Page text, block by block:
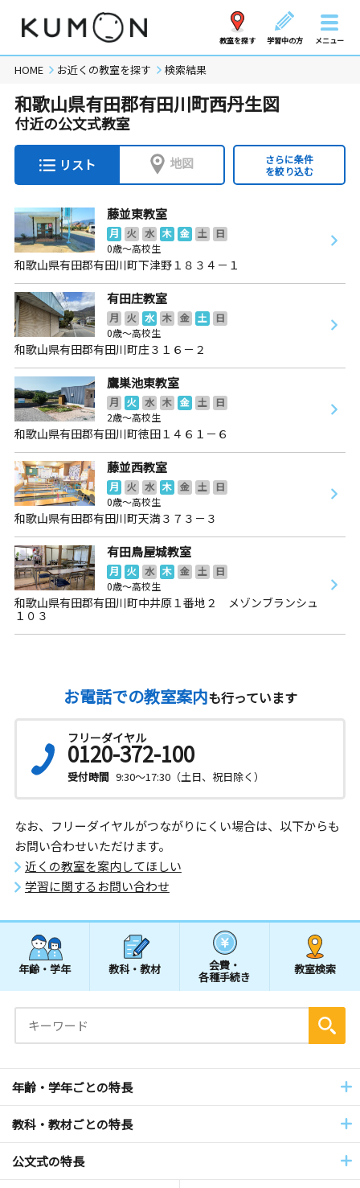
教室を探す 学習中の方 メニュー
HOME お近くの教室を探す 検索結果
和歌山県有田郡有田川町西丹生図
付近の公文式教室
リスト 地図
さらに条件
を絞り込む
藤並東教室
月 火 水 木 金 土
日
0歳～高校生
和歌山県有田郡有田川町下津野１８３４－１
有田庄教室
月 火 水 木 金 土
日
0歳～高校生
和歌山県有田郡有田川町庄３１６－２
鷹巣池東教室
月 火 水 木 金 土
日
2歳～高校生
和歌山県有田郡有田川町徳田１４６１－６
藤並西教室
月 火 水 木 金 土
日
0歳～高校生
和歌山県有田郡有田川町天満３７３－３
有田鳥屋城教室
月 火 水 木 金 土
日
0歳～高校生
和歌山県有田郡有田川町中井原１番地２ メゾンブランシュ
１０３
お電話での教室案内も行っています
フリーダイヤル
0120-372-100
受付時間 9:30～17:30（土日、祝日除く）
なお、フリーダイヤルがつながりにくい場合は、以下からも
お問い合わせいただけます。
近くの教室を案内してほしい
学習に関するお問い合わせ
年齢・学年 教科・教材 会費・
各種手続き
教室検索
年齢・学年ごとの特長
教科・教材ごとの特長
公文式の特長